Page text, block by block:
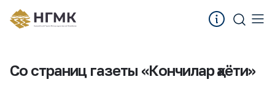
Со страниц газеты «Кончилар ҳаёти»